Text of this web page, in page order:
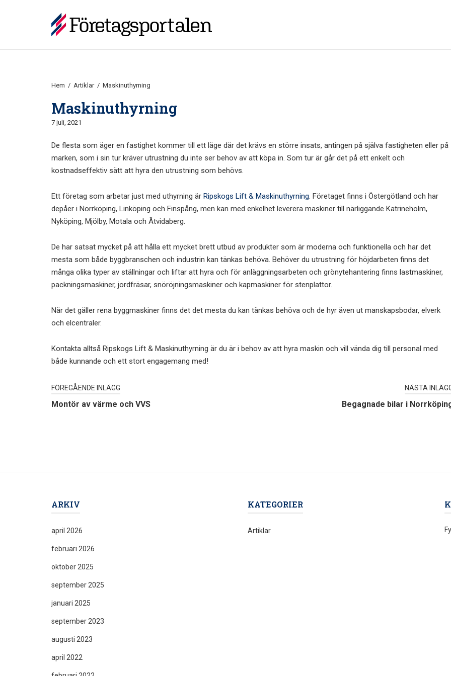
Hem
Hem / Artiklar/ Maskinuthyrning
Maskinuthyrning
7 juli, 2021
De flesta som äger en fastighet kommer till ett läge där det krävs en större insats, antingen på själva fastigheten eller på
marken, som i sin tur kräver utrustning du inte ser behov av att köpa in. Som tur är går det på ett enkelt och
kostnadseffektiv sätt att hyra den utrustning som behövs.
Ett företag som arbetar just med uthyrning är Ripskogs Lift & Maskinuthyrning. Företaget finns i Östergötland och har
depåer i Norrköping, Linköping och Finspång, men kan med enkelhet leverera maskiner till närliggande Katrineholm,
Nyköping, Mjölby, Motala och Åtvidaberg.
De har satsat mycket på att hålla ett mycket brett utbud av produkter som är moderna och funktionella och har det
mesta som både byggbranschen och industrin kan tänkas behöva. Behöver du utrustning för höjdarbeten finns det
många olika typer av ställningar och liftar att hyra och för anläggningsarbeten och grönytehantering finns lastmaskiner,
packningsmaskiner, jordfräsar, snöröjningsmaskiner och kapmaskiner för stenplattor.
När det gäller rena byggmaskiner finns det det mesta du kan tänkas behöva och de hyr även ut manskapsbodar, elverk
och elcentraler.
Kontakta alltså Ripskogs Lift & Maskinuthyrning är du är i behov av att hyra maskin och vill vända dig till personal med
både kunnande och ett stort engagemang med!
Inläggsnavigering
FÖREGÅENDE INLÄGG
Montör av värme och VVS
NÄSTA
Begagnade bilar i
ARKIV
april 2026
februari 2026
oktober 2025
september 2025
januari 2025
september 2023
augusti 2023
april 2022
KATEGORIER
Artiklar